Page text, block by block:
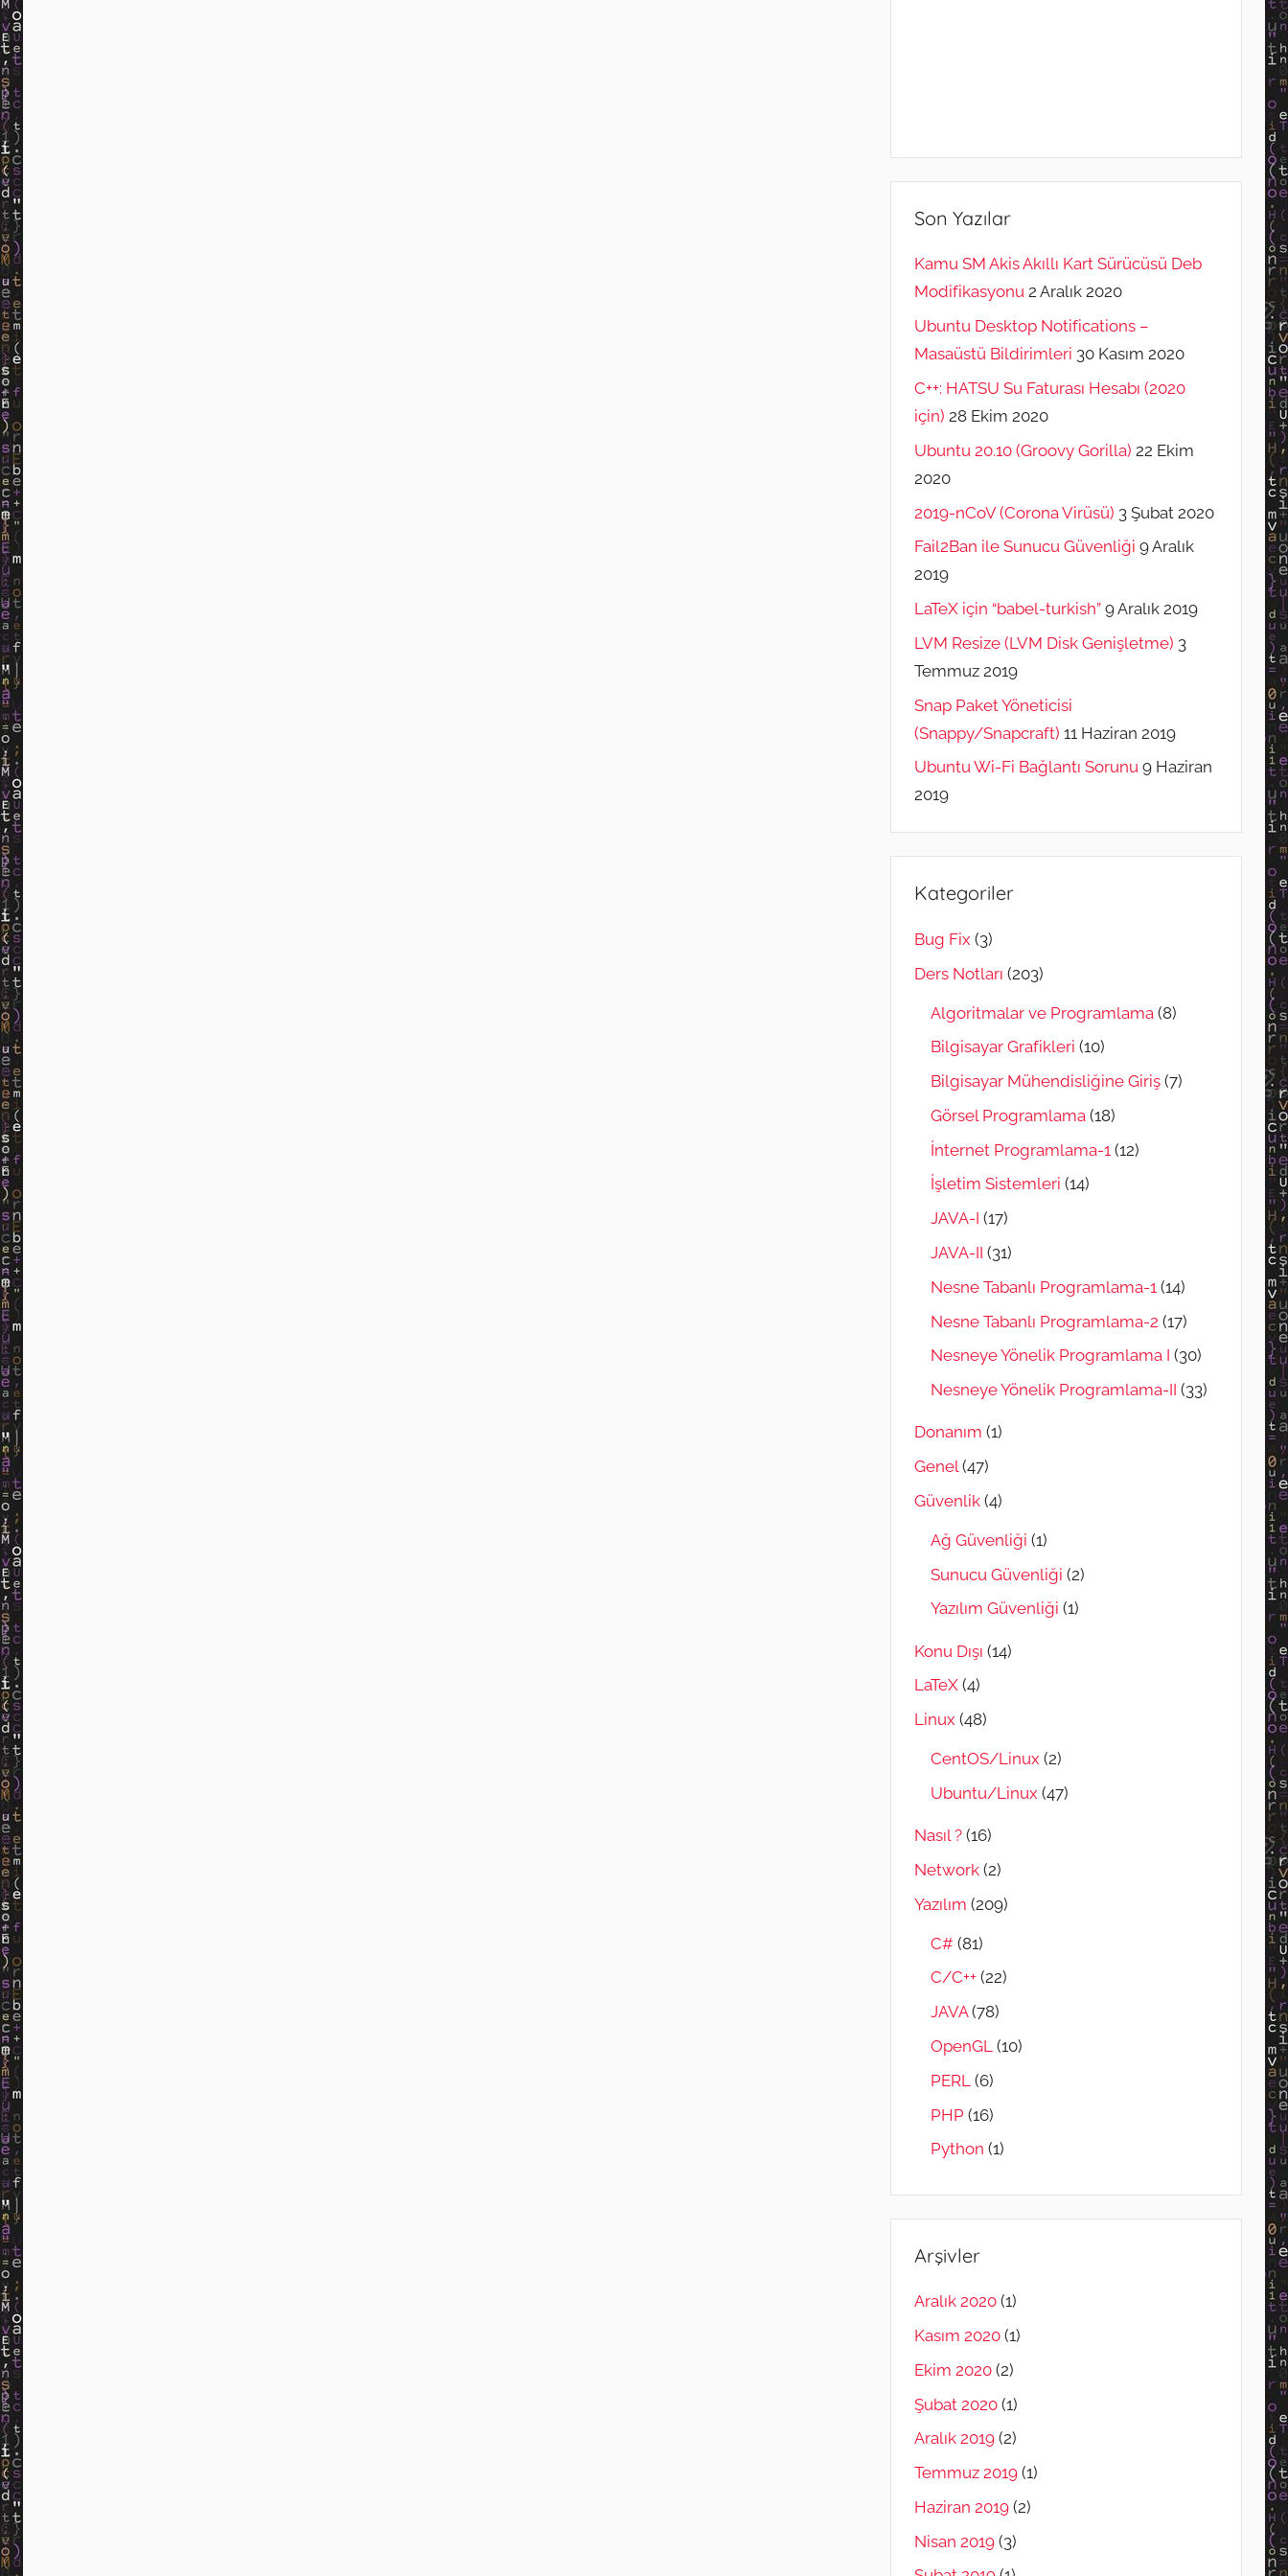
Son Yazılar
Kamu SM Akis Akıllı Kart Sürücüsü Deb
Modifikasyonu 2 Aralık 2020
Ubuntu Desktop Notifications –
Masaüstü Bildirimleri 30 Kasım 2020
C++: HATSU Su Faturası Hesabı (2020
için) 28 Ekim 2020
Ubuntu 20.10 (Groovy Gorilla) 22 Ekim
2020
2019-nCoV (Corona Virüsü) 3 Şubat 2020
Fail2Ban ile Sunucu Güvenliği 9 Aralık
2019
LaTeX için “babel-turkish” 9 Aralık 2019
LVM Resize (LVM Disk Genişletme) 3
Temmuz 2019
Snap Paket Yöneticisi
(Snappy/Snapcraft) 11 Haziran 2019
Ubuntu Wi-Fi Bağlantı Sorunu 9 Haziran
2019
Kategoriler
Bug Fix (3)
Ders Notları (203)
Algoritmalar ve Programlama (8)
Bilgisayar Grafikleri (10)
Bilgisayar Mühendisliğine Giriş(7)
Görsel Programlama (18)
İnternet Programlama-1 (12)
İşletim Sistemleri (14)
JAVA-I (17)
JAVA-II (31)
Nesne Tabanlı Programlama-1 (14)
Nesne Tabanlı Programlama-2 (17)
Nesneye Yönelik Programlama I (30)
Nesneye Yönelik Programlama-II (33)
Donanım (1)
Genel(47)
Güvenlik(4)
Ağ Güvenliği (1)
Sunucu Güvenliği (2)
Yazılım Güvenliği (1)
Konu Dışı (14)
LaTeX(4)
Linux (48)
CentOS/Linux (2)
Ubuntu/Linux (47)
Nasıl ?(16)
Network(2)
Yazılım (209)
C# (81)
C/C++(22)
JAVA(78)
OpenGL (10)
PERL (6)
PHP (16)
Python (1)
Arşivler
Aralık 2020(1)
Kasım 2020(1)
Ekim 2020(2)
Şubat 2020(1)
Aralık 2019(2)
Temmuz 2019(1)
Haziran 2019(2)
Nisan 2019(3)